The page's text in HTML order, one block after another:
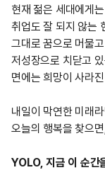
현재 젊은 세대에게
취업도 잘 되지 않는
그대로 꿈으로 머물
저성장으로 치닫고
면에는 희망이 사라
내일이 막연한 미래
오늘의 행복을 찾으
YOLO, 지금 이 순간